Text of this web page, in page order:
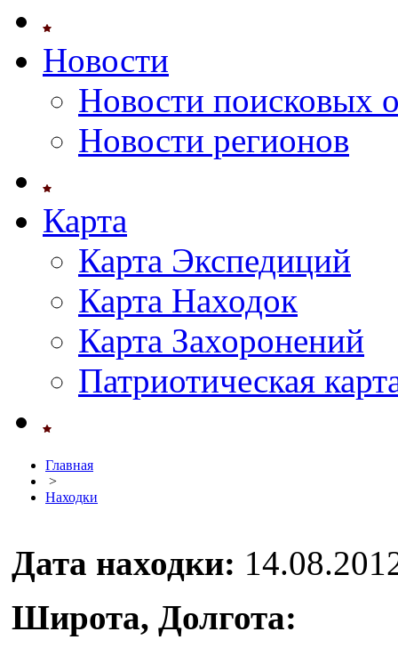
Новости
Новости поисковых
Новости регионов
Карта
Карта Экспедиций
Карта Находок
Карта Захоронений
Патриотическая
Главная
>
Находки
Дата находки:
Широта, Долгота: